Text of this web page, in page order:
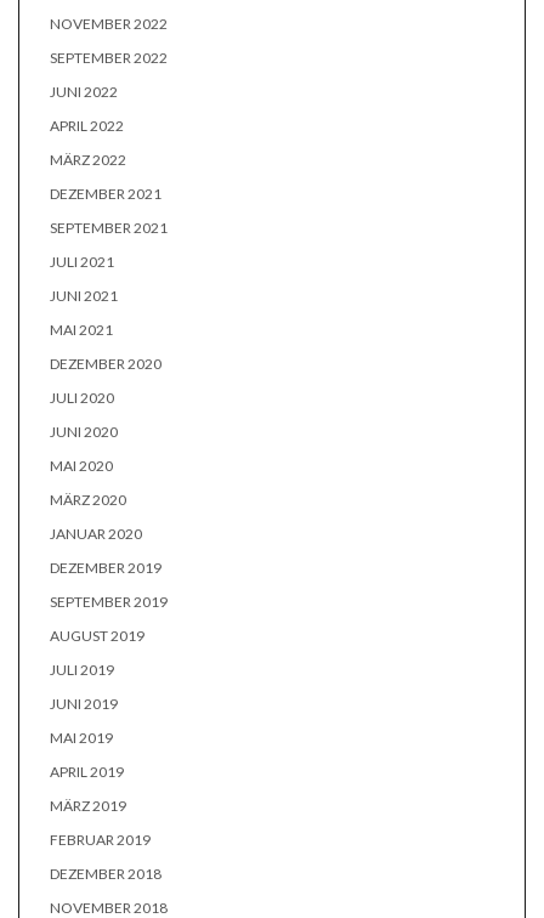
NOVEMBER 2022
SEPTEMBER 2022
JUNI 2022
APRIL 2022
MÄRZ 2022
DEZEMBER 2021
SEPTEMBER 2021
JULI 2021
JUNI 2021
MAI 2021
DEZEMBER 2020
JULI 2020
JUNI 2020
MAI 2020
MÄRZ 2020
JANUAR 2020
DEZEMBER 2019
SEPTEMBER 2019
AUGUST 2019
JULI 2019
JUNI 2019
MAI 2019
APRIL 2019
MÄRZ 2019
FEBRUAR 2019
DEZEMBER 2018
NOVEMBER 2018